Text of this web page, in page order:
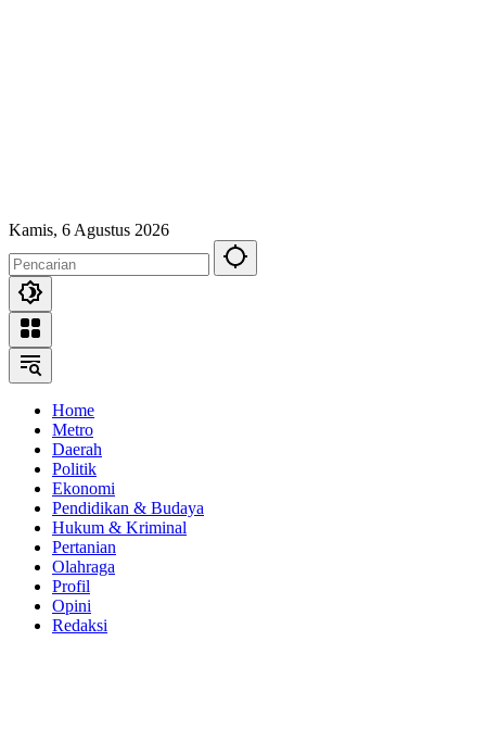
Kamis, 6 Agustus 2026
Home
Metro
Daerah
Politik
Ekonomi
Pendidikan & Budaya
Hukum & Kriminal
Pertanian
Olahraga
Profil
Opini
Redaksi